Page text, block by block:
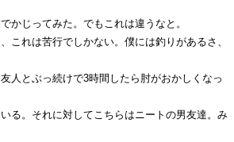
かじってみた。でもこれは違うなと。
これは苦行でしかない。僕には釣りがあるさ、
人とぶっ続けで3時間したら肘がおかしくなっ
る。それに対してこちらはニートの男友達。み